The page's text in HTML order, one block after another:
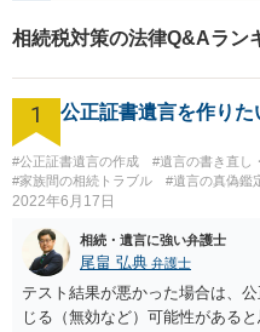
相続税対策の法律Q&Aラン
1 公正証書遺言を作りた
#公正証書遺言の作成 #遺言の書き直し
#家族間の相続トラブル
#遺言の真偽鑑
2022年6月17日
相続・遺言に強い弁護士
尾畠 弘典 弁護士
テスト結果が悪かった場合は、
じる（無効など）可能性がある